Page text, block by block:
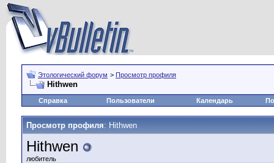
Этологический форум > Просмотр профиля
Hithwen
Справка Пользователи Календарь
Просмотр профиля: Hithwen
Hithwen
любитель